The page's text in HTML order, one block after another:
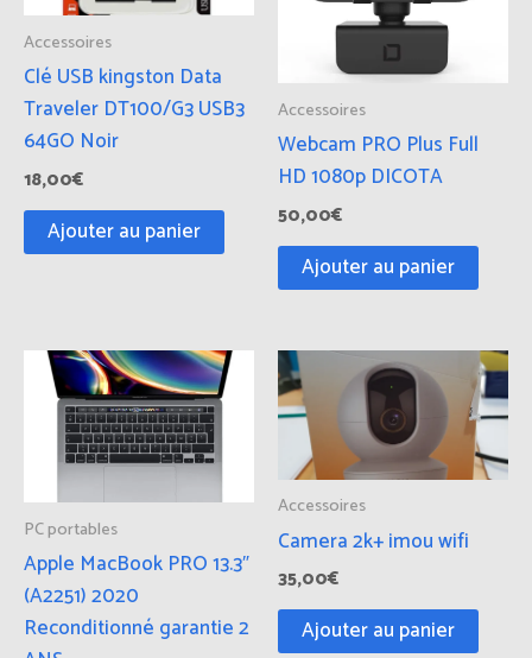
Accessoires
Clé USB kingston Data
Traveler DT100/G3 USB3
64GO Noir
18,00€
Ajouter au panier
Accessoires
Webcam PRO Plus Full
HD 1080p DICOTA
50,00€
Ajouter au panier
PC portables
Apple MacBook PRO 13.3″
(A2251) 2020
Reconditionné garantie 2
Accessoires
Camera 2k+ imou wifi
35,00€
Ajouter au panier